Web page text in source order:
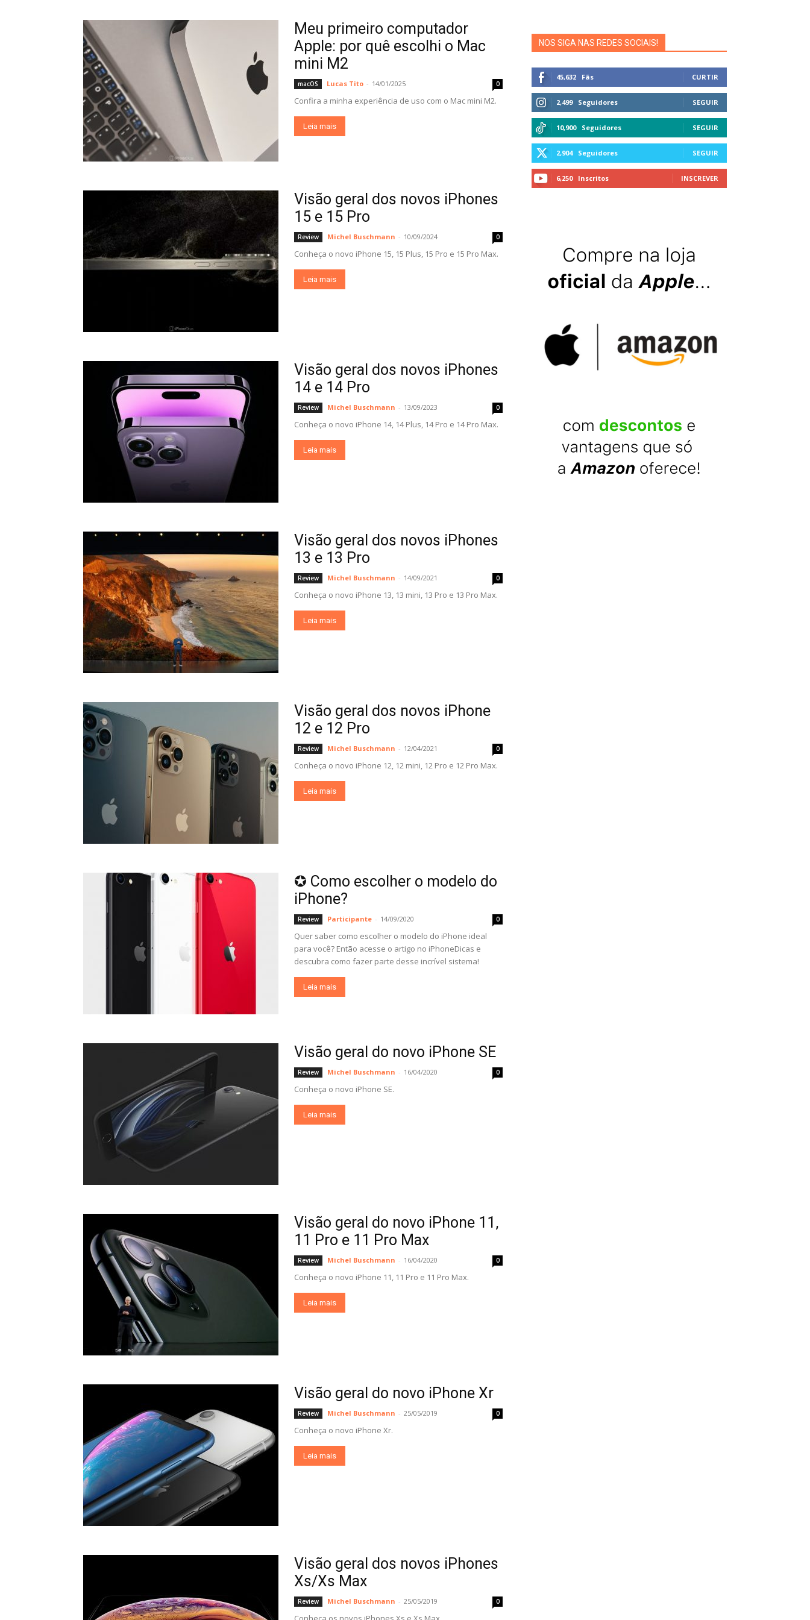
Meu primeiro computador
Apple: por quê escolhi o Mac
mini M2
macOS Lucas Tito - 14/01/2025 0
Confira a minha experiência de uso com o Mac mini M2.
Leia mais
Visão geral dos novos iPhones
15 e 15 Pro
Review Michel Buschmann - 10/09/2024 0
Conheça o novo iPhone 15, 15 Plus, 15 Pro e 15 Pro Max.
Leia mais
Visão geral dos novos iPhones
14 e 14 Pro
Review Michel Buschmann - 13/09/2023 0
Conheça o novo iPhone 14, 14 Plus, 14 Pro e 14 Pro Max.
Leia mais
Visão geral dos novos iPhones
13 e 13 Pro
Review Michel Buschmann - 14/09/2021 0
Conheça o novo iPhone 13, 13 mini, 13 Pro e 13 Pro Max.
Leia mais
Visão geral dos novos iPhone
12 e 12 Pro
Review Michel Buschmann - 12/04/2021 0
Conheça o novo iPhone 12, 12 mini, 12 Pro e 12 Pro Max.
Leia mais
✪ Como escolher o modelo do
iPhone?
Review Participante - 14/09/2020 0
Quer saber como escolher o modelo do iPhone ideal
para você? Então acesse o artigo no iPhoneDicas e
descubra como fazer parte desse incrível sistema!
Leia mais
Visão geral do novo iPhone SE
Review Michel Buschmann - 16/04/2020 0
Conheça o novo iPhone SE.
Leia mais
Visão geral do novo iPhone 11,
11 Pro e 11 Pro Max
Review Michel Buschmann - 16/04/2020 0
Conheça o novo iPhone 11, 11 Pro e 11 Pro Max.
Leia mais
Visão geral do novo iPhone Xr
Review Michel Buschmann - 25/05/2019 0
Conheça o novo iPhone Xr.
Leia mais
Visão geral dos novos iPhones
Xs/Xs Max
Review Michel Buschmann - 25/05/2019 0
NOS SIGA NAS REDES SOCIAIS!
45,632 Fãs CURTIR
2,499 Seguidores SEGUIR
10,900 Seguidores SEGUIR
2,904 Seguidores SEGUIR
6,250 Inscritos INSCREVER